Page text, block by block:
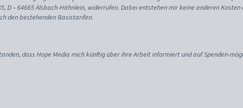
D – 64665 Alsbach-Hähnlein, widerrufen. Dabei entstehen mir keine anderen
den bestehenden Basistarifen.
dass Hope Media mich künftig über ihre Arbeit informiert und auf Spenden-